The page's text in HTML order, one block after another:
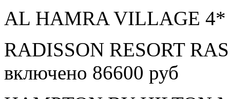
AL HAMRA VILLAGE 4*
RADISSON RESORT
включено 86600 руб